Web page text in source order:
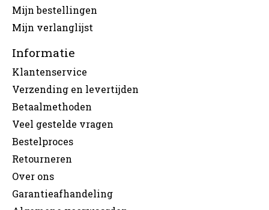
Mijn bestellingen
Mijn verlanglijst
Informatie
Klantenservice
Verzending en levertijden
Betaalmethoden
Veel gestelde vragen
Bestelproces
Retourneren
Over ons
Garantieafhandeling